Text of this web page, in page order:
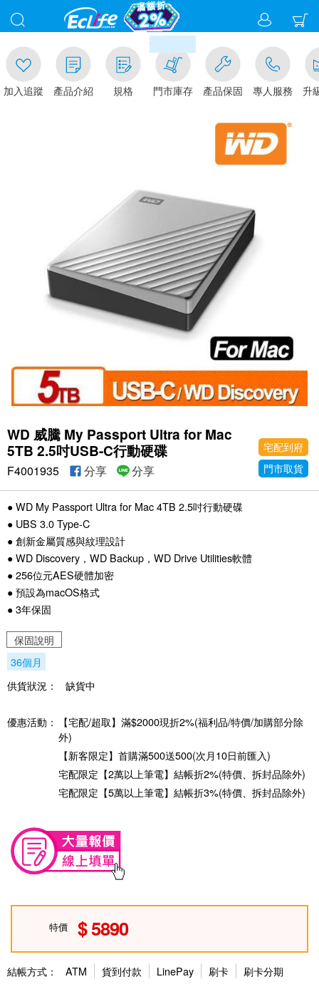
加入追蹤 產品介紹 規格
滿千元門市取貨現折1%(部分
門市庫存 產品保固 專人服務 升
WD 威騰 My Passport Ultra for Mac
5TB 2.5吋USB-C行動硬碟
宅配到府
門市取貨
F4001935 分享 分享
● WD My Passport Ultra for Mac 4TB 2.5吋行動硬碟
● UBS 3.0 Type-C
● 創新金屬質感與紋理設計
● WD Discovery，WD Backup，WD Drive Utilities軟體
● 256位元AES硬體加密
● 預設為macOS格式
● 3年保固
保固說明
36個月
供貨狀況：
缺貨中
優惠活動：
【宅配/超取】滿$2000現折2%(福利品/特價/加購部分除
外)
【新客限定】首購滿500送500(次月10日前匯入)
宅配限定【2萬以上筆電】結帳折2%(特價、拆封品除外)
宅配限定【5萬以上筆電】結帳折3%(特價、拆封品除外)
特價 5890
結帳方式： ATM 貨到付款 LinePay 刷卡 刷卡分期